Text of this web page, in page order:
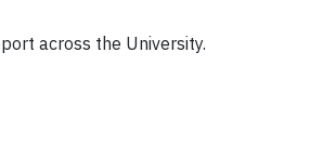
across the University.